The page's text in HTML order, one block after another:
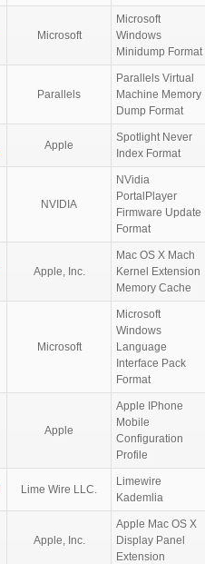
Microsoft
Microsoft
Windows
Minidump Format
Parallels
Parallels Virtual
Machine Memory
Dump Format
Apple
Spotlight Never
Index Format
NVIDIA
NVidia
PortalPlayer
Firmware Update
Format
Apple, Inc.
Mac OS X Mach
Kernel Extension
Memory Cache
Microsoft
Microsoft
Windows
Language
Interface Pack
Format
Apple
Apple IPhone
Mobile
Configuration
Profile
Lime Wire LLC.
Limewire
Kademlia
Apple, Inc.
Apple Mac OS X
Display Panel
Extension